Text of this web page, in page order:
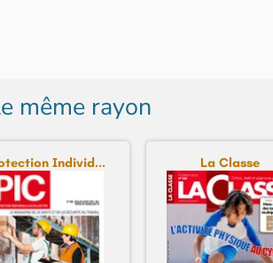
même rayon
Individ... La Classe